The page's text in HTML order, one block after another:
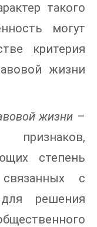
такого
могут
критерия
жизни
жизни –
степень
с
решения